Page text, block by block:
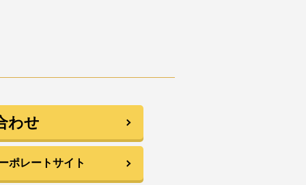
わせ
ポレートサイト